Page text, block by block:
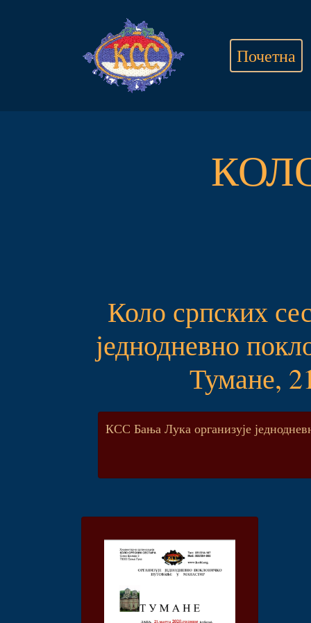
Почетна
Коло српских
једнодневно
Тумане,
КСС Бања Лука организује